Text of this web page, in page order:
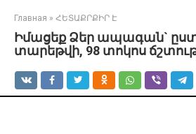
Главная » ՀԵՏԱՔՐՔԻՐ Է
Իմացեք Ձեր ապագան` ըստ
տարեթվի, 98 տոկոս